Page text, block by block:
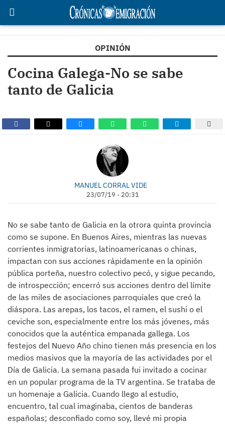
OPINIÓN
Cocina Galega-No se sabe
tanto de Galicia
MANUEL CORRAL VIDE
23/07/19 - 20:31
No se sabe tanto de Galicia en la otrora quinta provincia
como se supone. En Buenos Aires, mientras las nuevas
corrientes inmigratorias, latinoamericanas o chinas,
impactan con sus acciones rápidamente en la opinión
pública porteña, nuestro colectivo pecó, y sigue pecando,
de introspección; encerró sus acciones dentro del límite
de las miles de asociaciones parroquiales que creó la
diáspora. Las arepas, los tacos, el ramen, el sushi o el
ceviche son, especialmente entre los más jóvenes, más
conocidos que la auténtica empanada gallega. Los
festejos del Nuevo Año chino tienen más presencia en los
medios masivos que la mayoría de las actividades por el
Día de Galicia. La semana pasada fui invitado a cocinar
en un popular programa de la TV argentina. Se trataba de
un homenaje a Galicia. Cuando llego al estudio,
encuentro, tal cual imaginaba, cientos de banderas
españolas; desconfiado como soy, llevé mi propia